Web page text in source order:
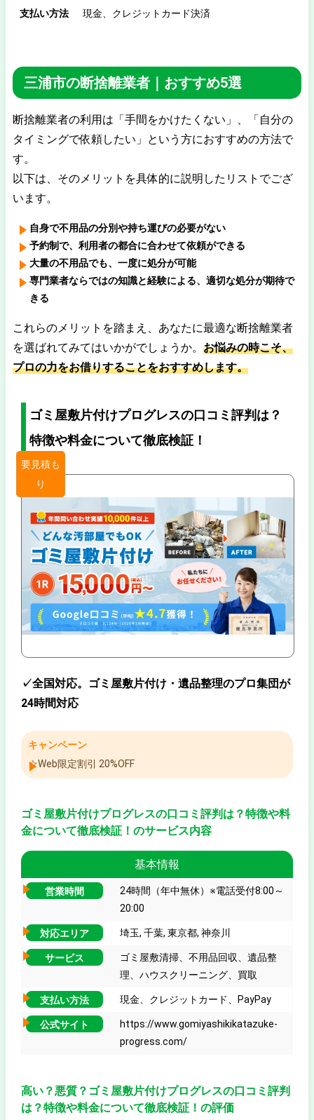
支払い方法 現金、クレジットカード決済
三浦市の断捨離業者｜おすすめ5選
断捨離業者の利用は「手間をかけたくない」、「自分の
タイミングで依頼したい」という方におすすめの方法で
す。
以下は、そのメリットを具体的に説明したリストでござ
います。
自身で不用品の分別や持ち運びの必要がない
予約制で、利用者の都合に合わせて依頼ができる
大量の不用品でも、一度に処分が可能
専門業者ならではの知識と経験による、適切な処分が期待で
きる
これらのメリットを踏まえ、あなたに最適な断捨離業者
を選ばれてみてはいかがでしょうか。 お悩みの時こそ、
プロの力をお借りすることをおすすめします。
ゴミ屋敷片付けプログレスの口コミ評判は？
特徴や料金について徹底検証！
要見積も
り
✓全国対応。ゴミ屋敷片付け・遺品整理のプロ集団が
24時間対応
キャンペーン
☆Web限定割引 20%OFF
ゴミ屋敷片付けプログレスの口コミ評判は？特徴や料
金について徹底検証！のサービス内容
基本情報
営業時間
24時間（年中無休）※電話受付8:00～
20:00
対応エリア 埼玉, 千葉, 東京都, 神奈川
サービス
ゴミ屋敷清掃、不用品回収、遺品整
理、ハウスクリーニング、買取
支払い方法 現金、クレジットカード、PayPay
公式サイト
https://www.gomiyashikikatazuke-
progress.com/
高い？悪質？ゴミ屋敷片付けプログレスの口コミ評判
は？特徴や料金について徹底検証！の評価